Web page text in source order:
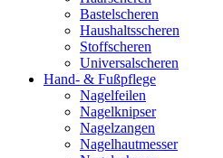
Bastelscheren
Haushaltsscheren
Stoffscheren
Universalscheren
Hand- & Fußpflege
Nagelfeilen
Nagelknipser
Nagelzangen
Nagelhautmesser